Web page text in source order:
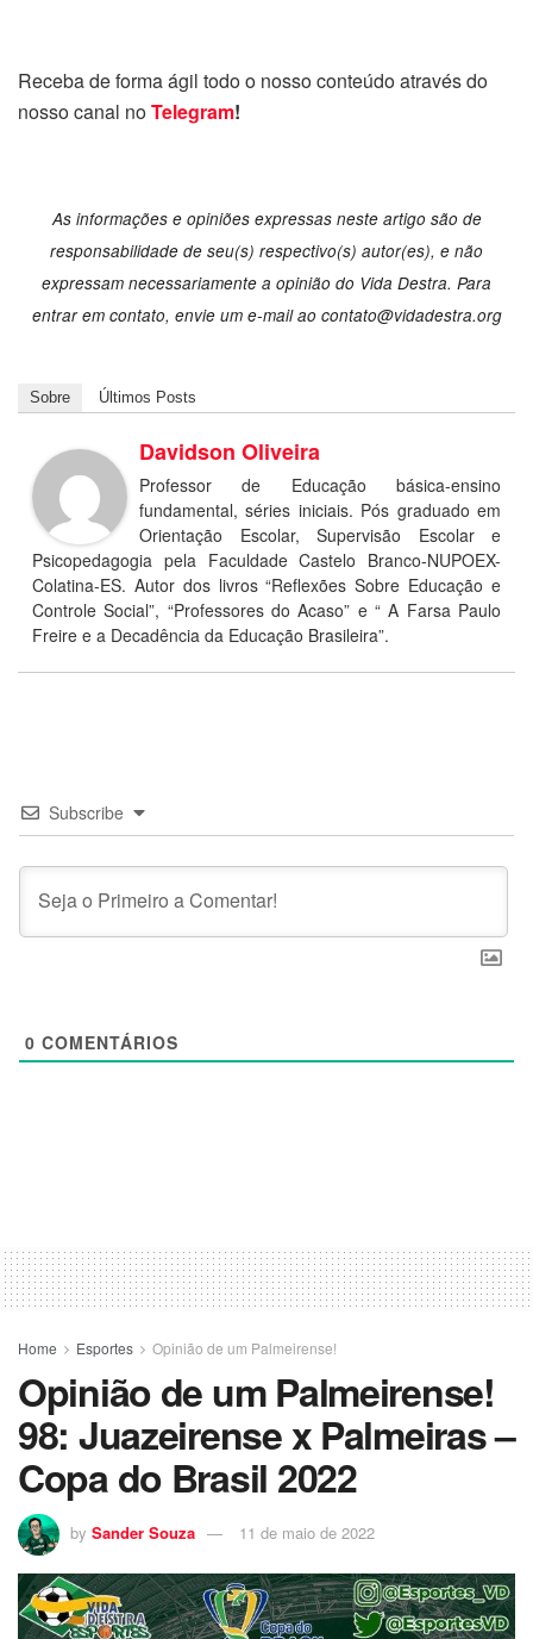
Receba de forma ágil todo o nosso conteúdo através do
nosso canal noTelegram!
As informações e opiniões expressas neste artigo são de
responsabilidade de seu(s) respectivo(s) autor(es), e não
expressam necessariamente a opinião do Vida Destra. Para
entrar em contato, envie um e-mail ao contato@vidadestra.org
Sobre Últimos Posts
Davidson Oliveira
Professor de Educação básica-ensino
fundamental, séries iniciais. Pós graduado em
Orientação Escolar, Supervisão Escolar e
Psicopedagogia pela Faculdade Castelo Branco-NUPOEX-
Colatina-ES. Autor dos livros “Reflexões Sobre Educação e
Controle Social”, “Professores do Acaso” e “ A Farsa Paulo
Freire e a Decadência da Educação Brasileira”.
Subscribe
0 COMENTÁRIOS
Home Esportes Opinião de um Palmeirense!
Opinião de um Palmeirense!
98: Juazeirense x Palmeiras –
Copa do Brasil 2022
by Sander Souza 11 de maio de 2022